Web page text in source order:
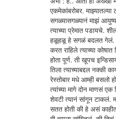
एकमेकांबरोबर.
सगळ्यासगळ्यानं माझं आयुष्य
त्याच्या प्रेमात पडायचे.
हळूहळू हे सगळं बदलत गेलं.
करत राहिले त्याच्या
होता पूर्ण. ती खूपच
तिला त्याच्याबद्दल नक्की
रेस्तोबार मधे आम्ही बसलो
त्यांच्या मागे दोन माणसं
शेवटी त्यानं सांगून टाकलं.
सतत होती की हे असं